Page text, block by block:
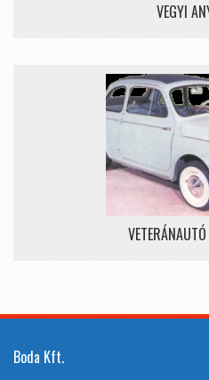
VEGYI
Boda Kft.